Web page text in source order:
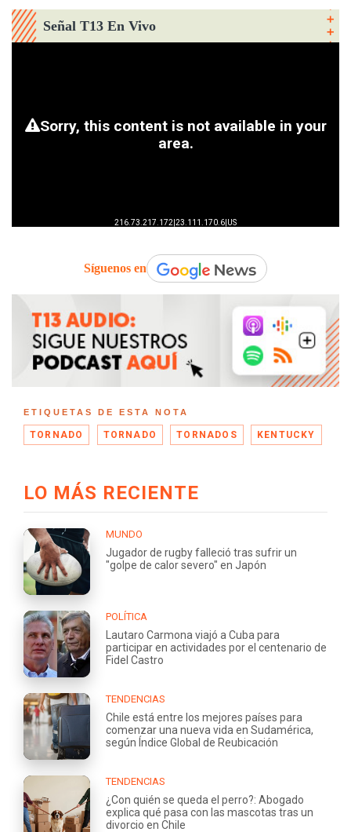
Señal T13 En Vivo
Síguenos en
ETIQUETAS DE ESTA NOTA
TORNADO TORNADO TORNADOS KENTUCKY
LO MÁS RECIENTE
MUNDO
Jugador de rugby falleció tras sufrir un
"golpe de calor severo" en Japón
POLÍTICA
Lautaro Carmona viajó a Cuba para
participar en actividades por el centenario de
Fidel Castro
TENDENCIAS
Chile está entre los mejores países para
comenzar una nueva vida en Sudamérica,
según Índice Global de Reubicación
TENDENCIAS
¿Con quién se queda el perro?: Abogado
explica qué pasa con las mascotas tras un
divorcio en Chile